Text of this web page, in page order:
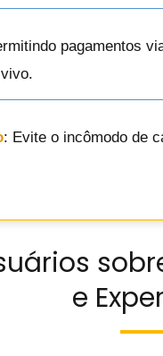
pagamentos
: Evite o incômodo de
e